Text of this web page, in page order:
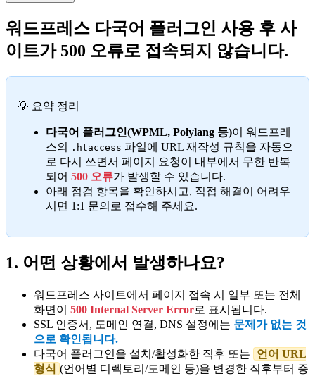
워드프레스 다국어 플러그인 사용 후 사
이트가 500 오류로 접속되지 않습니다.
💡 요약 정리
다국어 플러그인(WPML, Polylang 등)이 워드프레
스의
.htaccess 파일에 URL 재작성 규칙을 자동으
로 다시 쓰면서 페이지 요청이 내부에서 무한 반복
되어 500 오류가 발생할 수 있습니다.
아래 점검 항목을 확인하시고, 직접 해결이 어려우
시면 1:1 문의로 접수해 주세요.
1. 어떤 상황에서 발생하나요?
워드프레스 사이트에서 페이지 접속 시 일부 또는 전체
화면이 500 Internal Server Error로 표시됩니다.
SSL 인증서, 도메인 연결, DNS 설정에는 문제가 없는 것
으로 확인됩니다.
다국어 플러그인을 설치/활성화한 직후 또는
언어 URL
형식 (언어별 디렉토리/도메인 등)을 변경한 직후부터 증